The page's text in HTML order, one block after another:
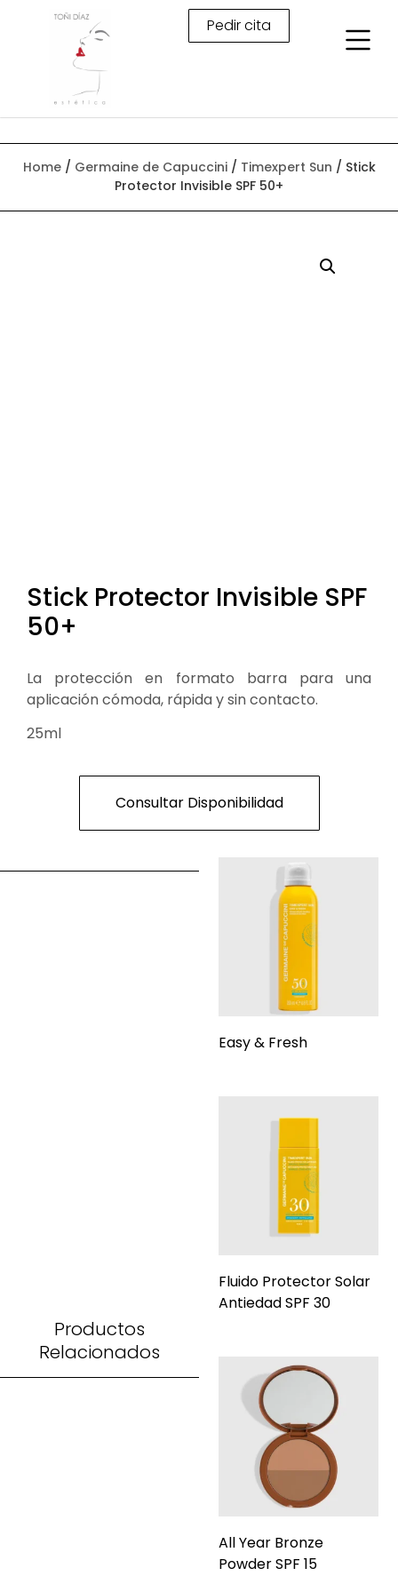
Pedir cita
Home/ Germaine de Capuccini/ Timexpert Sun / Stick
Protector Invisible SPF 50+
Stick Protector Invisible SPF
50+
La protección en formato barra para una
aplicación cómoda, rápida y sin contacto.
25ml
Consultar Disponibilidad
Productos
Relacionados
Easy & Fresh
Fluido Protector Solar
Antiedad SPF 30
All Year Bronze
Powder SPF 15